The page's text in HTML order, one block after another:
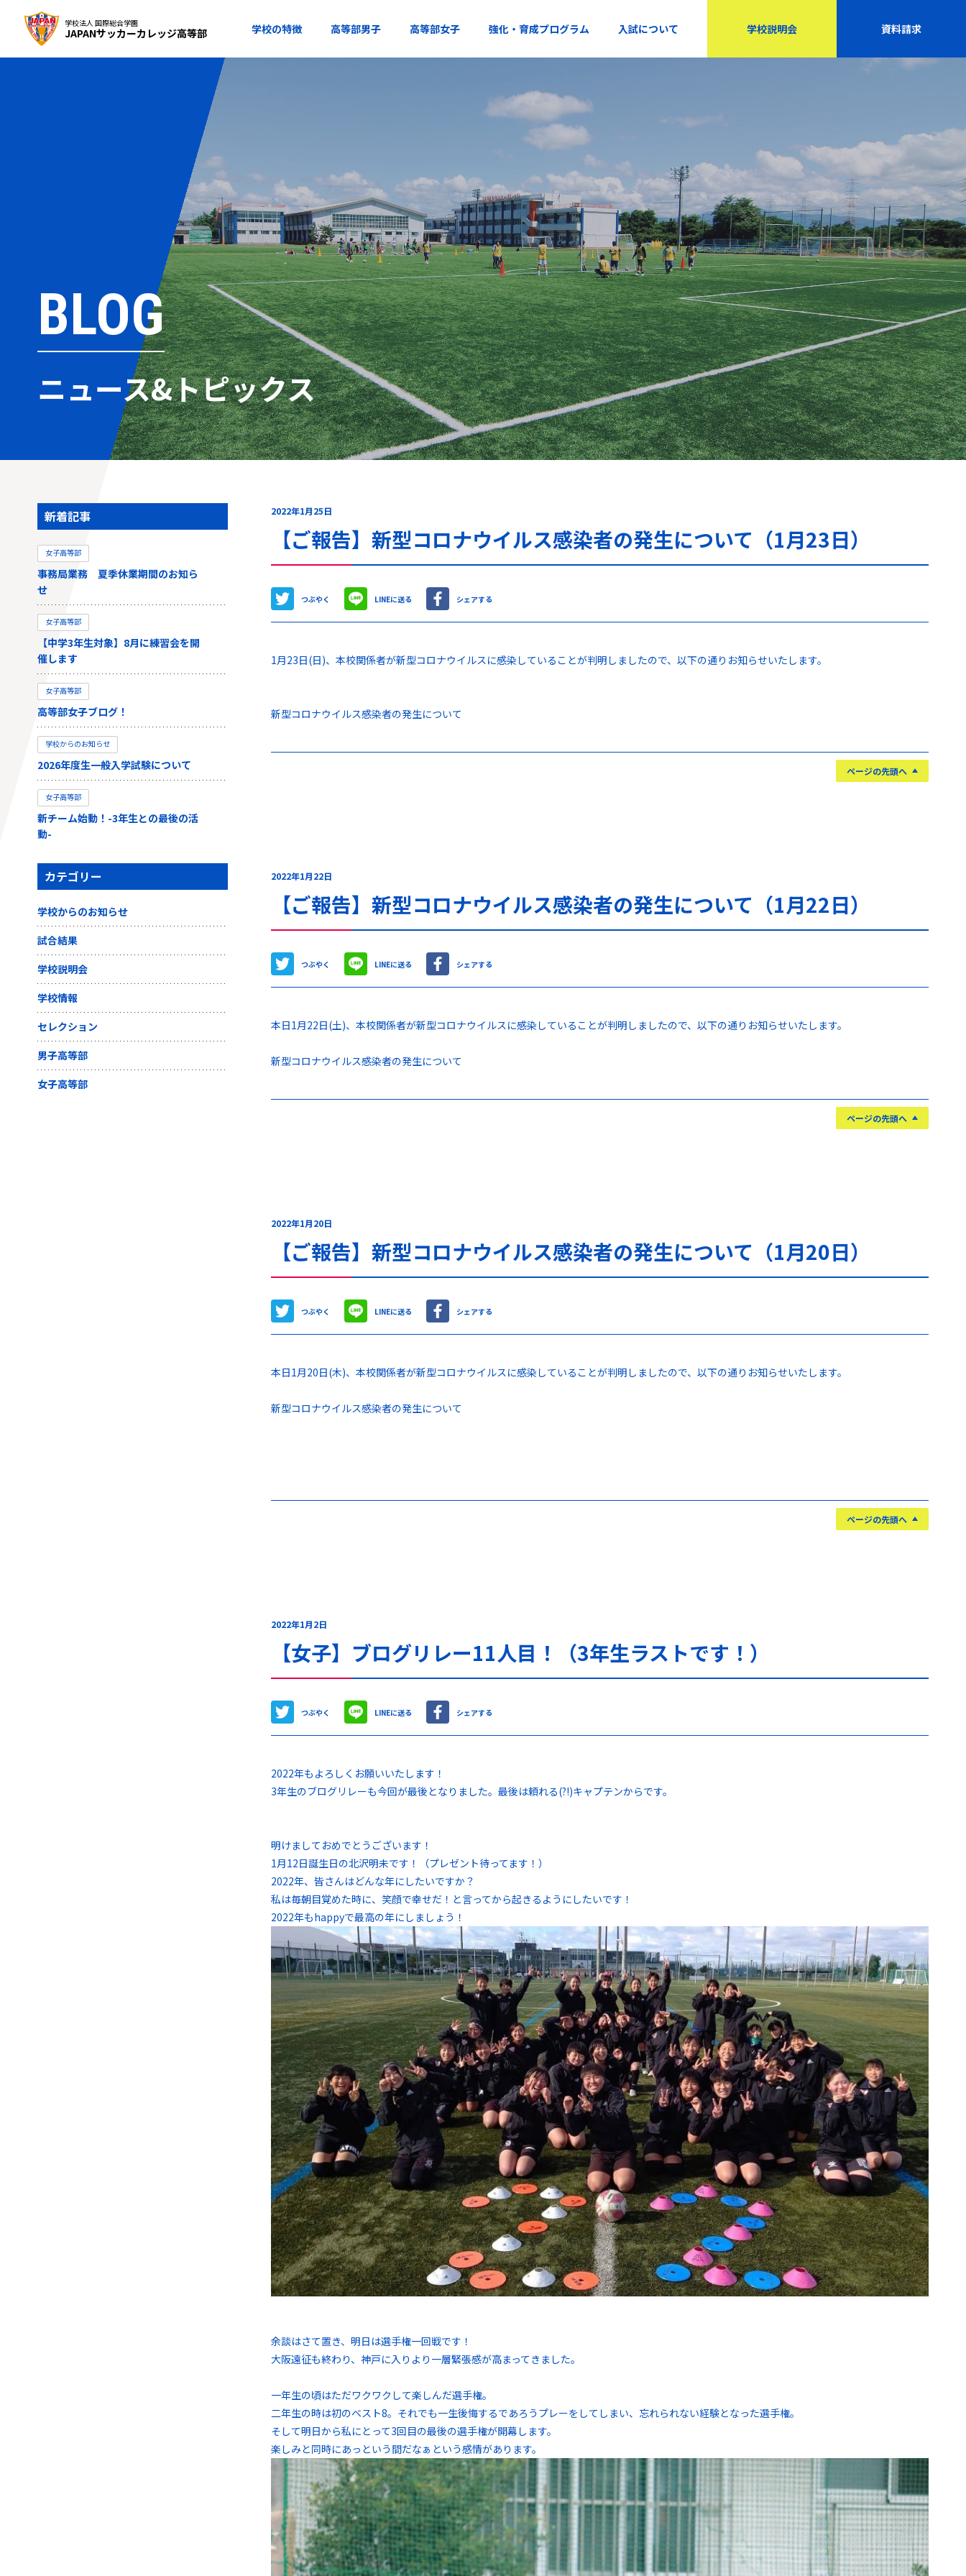
学校法人 国際総合学園
JAPANサッカーカレッジ高等部 学校の特徴 高等部男子 高等部女子 強化・育成プログラム 入試について 学校説明会 資料請求
BLOG
ニュース&トピックス
2022年1月25日
【ご報告】新型コロナウイルス感染者の発生について（1月23日）
つぶやく LINEに送る シェアする
1月23日(日)、本校関係者が新型コロナウイルスに感染していることが判明しましたので、以下の通りお知らせいたします。
新型コロナウイルス感染者の発生について
ページの先頭へ
2022年1月22日
【ご報告】新型コロナウイルス感染者の発生について（1月22日）
つぶやく LINEに送る シェアする
本日1月22日(土)、本校関係者が新型コロナウイルスに感染していることが判明しましたので、以下の通りお知らせいたします。
新型コロナウイルス感染者の発生について
ページの先頭へ
2022年1月20日
【ご報告】新型コロナウイルス感染者の発生について（1月20日）
つぶやく LINEに送る シェアする
本日1月20日(木)、本校関係者が新型コロナウイルスに感染していることが判明しましたので、以下の通りお知らせいたします。
新型コロナウイルス感染者の発生について
ページの先頭へ
2022年1月2日
【女子】ブログリレー11人目！（3年生ラストです！）
つぶやく LINEに送る シェアする
2022年もよろしくお願いいたします！
3年生のブログリレーも今回が最後となりました。最後は頼れる(?!)キャプテンからです。
明けましておめでとうございます！
1月12日誕生日の北沢明未です！（プレゼント待ってます！）
2022年、皆さんはどんな年にしたいですか？
私は毎朝目覚めた時に、笑顔で幸せだ！と言ってから起きるようにしたいです！
2022年もhappyで最高の年にしましょう！
余談はさて置き、明日は選手権一回戦です！
大阪遠征も終わり、神戸に入りより一層緊張感が高まってきました。
一年生の頃はただワクワクして楽しんだ選手権。
二年生の時は初のベスト8。それでも一生後悔するであろうプレーをしてしまい、忘れられない経験となった選手権。
そして明日から私にとって3回目の最後の選手権が開幕します。
楽しみと同時にあっという間だなぁという感情があります。
新着記事
女子高等部
事務局業務 夏季休業期間のお知ら
せ
女子高等部
【中学3年生対象】8月に練習会を開
催します
女子高等部
高等部女子ブログ！
学校からのお知らせ
2026年度生一般入学試験について
女子高等部
新チーム始動！-3年生との最後の活
動-
カテゴリー
学校からのお知らせ
試合結果
学校説明会
学校情報
セレクション
男子高等部
女子高等部